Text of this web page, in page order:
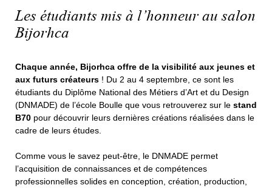
100
Les étudiants mis à l’honneur au salon
Bijorhca
Chaque année, Bijorhca offre de la visibilité aux jeunes et
aux futurs créateurs ! Du 2 au 4 septembre, ce sont les
étudiants du Diplôme National des Métiers d’Art et du Design
(DNMADE) de l’école Boulle que vous retrouverez sur le stand
B70 pour découvrir leurs dernières créations réalisées dans le
cadre de leurs études.
Comme vous le savez peut-être, le DNMADE permet
l’acquisition de connaissances et de compétences
professionnelles solides en conception, création, production,